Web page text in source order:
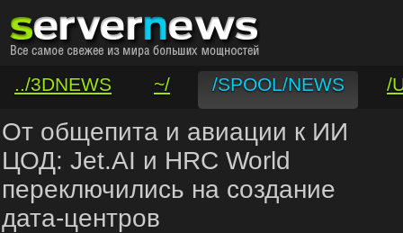
../3DNEWS ~/ /SPOOL/NEWS
/
/VAR/CONTACT
От общепита и авиации к ИИ
ЦОД: Jet.AI и HRC World
переключились на создание
дата-центров